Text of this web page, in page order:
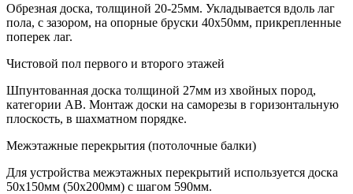
Обрезная доска, толщиной 20-25мм. Укладывается вдоль лаг
пола, с зазором, на опорные бруски 40х50мм, прикрепленные
поперек лаг.
Чистовой пол первого и второго этажей
Шпунтованная доска толщиной 27мм из хвойных пород,
категории АВ. Монтаж доски на саморезы в горизонтальную
плоскость, в шахматном порядке.
Межэтажные перекрытия (потолочные балки)
Для устройства межэтажных перекрытий используется доска
50х150мм (50х200мм) с шагом 590мм.